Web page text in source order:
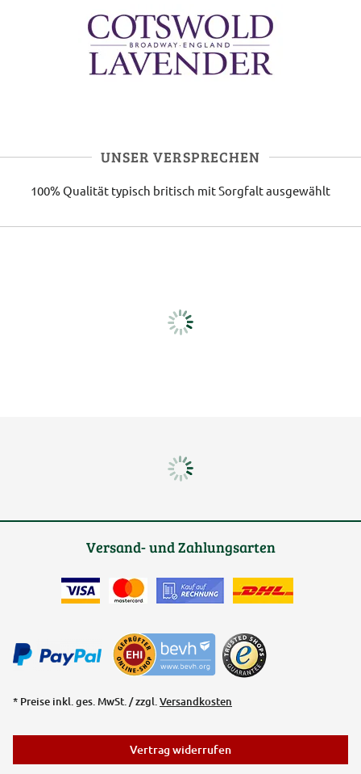
UNSER VERSPRECHEN
100% Qualität typisch britisch mit Sorgfalt ausgewählt
Versand- und Zahlungsarten
* Preise inkl. ges. MwSt. / zzgl.Versandkosten
Vertrag widerrufen